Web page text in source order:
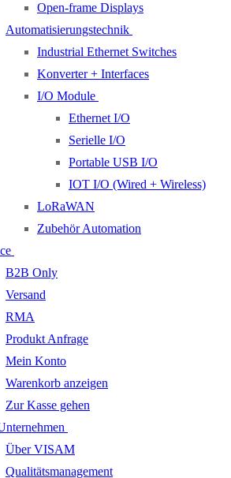
Open-frame Displays
Automatisierungstechnik
Industrial Ethernet Switches
Konverter + Interfaces
I/O Module
Ethernet I/O
Serielle I/O
Portable USB I/O
IOT I/O (Wired + Wireless)
LoRaWAN
Zubehör Automation
B2B Only
Versand
RMA
Produkt Anfrage
Mein Konto
Warenkorb anzeigen
Zur Kasse gehen
Über VISAM
Qualitätsmanagement